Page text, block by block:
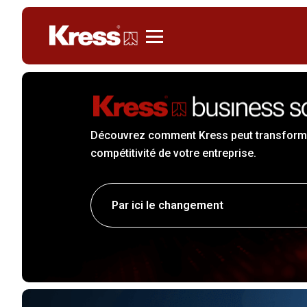
Découvrez comment Kress peut
compétitivité de votre entreprise.
Par ici le changement